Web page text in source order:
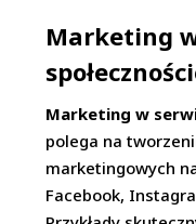
Marketing
Marketing w
polega na
marketingowych
Facebook,